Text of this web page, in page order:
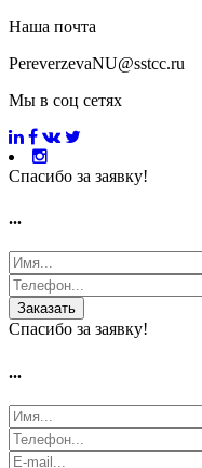
Наша почта
PereverzevaNU@sstcc.ru
Мы в соц сетях
Спасибо за заявку!
...
Заказать
Спасибо за заявку!
...